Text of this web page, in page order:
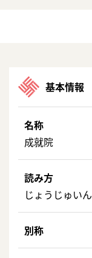
基本情報
名称
成就院
読み方
じょうじゅいん
別称